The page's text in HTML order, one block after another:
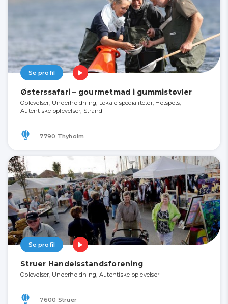
Se profil
Østerssafari – gourmetmad i gummistøvler
Oplevelser, Underholdning, Lokale specialiteter, Hotspots,
Autentiske oplevelser, Strand
7790 Thyholm
Se profil
Struer Handelsstandsforening
Oplevelser, Underholdning, Autentiske oplevelser
7600 Struer